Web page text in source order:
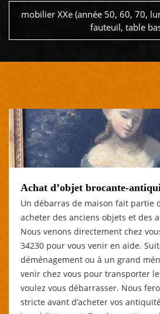
mobilier XXe (année 50, 60, 70,
fauteuil, table
Achat d’objet brocante-
Un débarras de maison fait partie
acheter des anciens objets et des
Nous venons directement chez
34230 pour vous venir en aide.
déménagement ou à un grand
venir chez vous pour transporter
voulez vous débarrasser. Nous
stricte avant d’acheter vos